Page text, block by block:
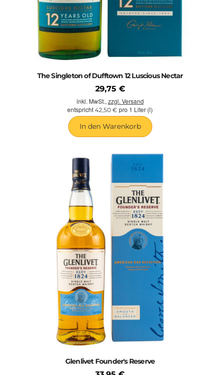
The Singleton of Dufftown 12 Luscious Nectar
29,75 €
inkl. MwSt., zzgl. Versand
entspricht 42,50 € pro 1 Liter (l)
In den Warenkorb
Glenlivet Founder's Reserve